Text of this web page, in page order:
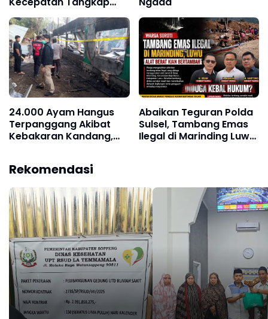
Pelaku Pembunuhan
24.000 Ayam Hangus
Terpanggang Akibat
Kebakaran Kandang,
Abaikan Teguran Polda
Sulsel, Tambang Emas
Ilegal di Marinding Luwu
Rekomendasi